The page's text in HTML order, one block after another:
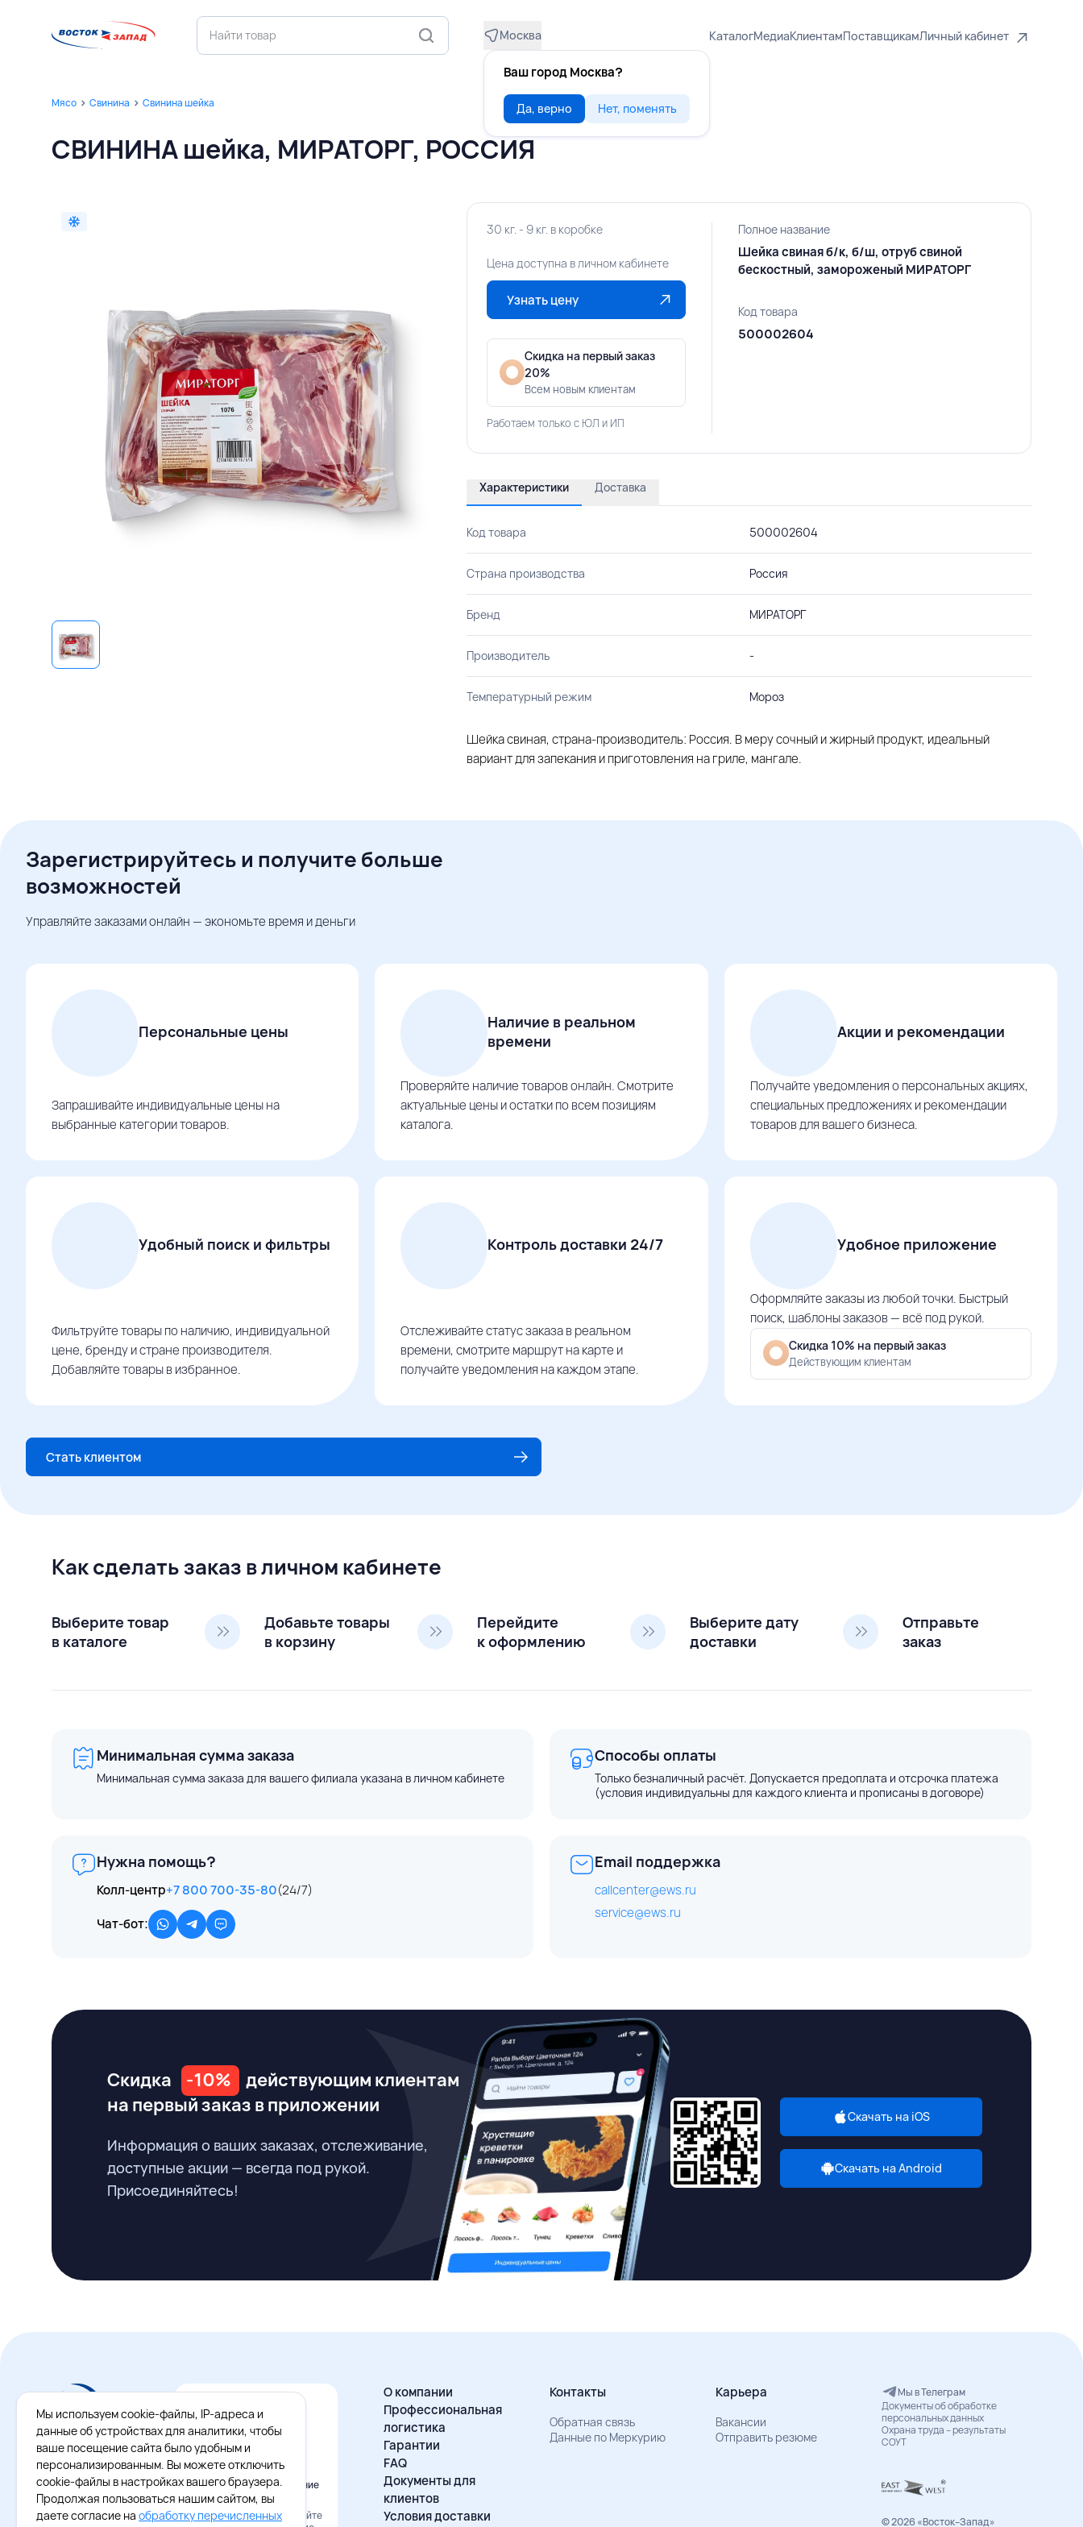
Москва
Ваш город Москва?
Да, верно Нет, поменять
КаталогМедиаКлиентамПоставщикамЛичный кабинет
Мясо Свинина Свинина шейка
СВИНИНА шейка, МИРАТОРГ, РОССИЯ
30 кг. - 9 кг. в коробке
Цена доступна в личном кабинете
Узнать цену
Скидка на первый заказ
20%
Всем новым клиентам
Работаем только с ЮЛ и ИП
Полное название
Шейка свиная б/к, б/ш, отруб свиной
бескостный, замороженый МИРАТОРГ
Код товара
500002604
Характеристики Доставка
Код товара 500002604
Страна производства Россия
Бренд МИРАТОРГ
Производитель -
Температурный режим Мороз
Шейка свиная, страна-производитель: Россия. В меру сочный и жирный продукт, идеальный
вариант для запекания и приготовления на гриле, мангале.
Зарегистрируйтесь и получите больше
возможностей
Управляйте заказами онлайн — экономьте время и деньги
Персональные цены
Запрашивайте индивидуальные цены на
выбранные категории товаров.
Наличие в реальном
времени
Проверяйте наличие товаров онлайн. Смотрите
актуальные цены и остатки по всем позициям
каталога.
Акции и рекомендации
Получайте уведомления о персональных акциях,
специальных предложениях и рекомендации
товаров для вашего бизнеса.
Удобный поиск и фильтры
Фильтруйте товары по наличию, индивидуальной
цене, бренду и стране производителя.
Добавляйте товары в избранное.
Контроль доставки 24/7
Отслеживайте статус заказа в реальном
времени, смотрите маршрут на карте и
получайте уведомления на каждом этапе.
Удобное приложение
Оформляйте заказы из любой точки. Быстрый
поиск, шаблоны заказов — всё под рукой.
Скидка 10% на первый заказ
Действующим клиентам
Стать клиентом
Как сделать заказ в личном кабинете
Выберите товар
в каталоге
Добавьте товары
в корзину
Перейдите
к оформлению
Выберите дату
доставки
Отправьте
заказ
Минимальная сумма заказа
Минимальная сумма заказа для вашего филиала указана в личном кабинете
Способы оплаты
Только безналичный расчёт. Допускается предоплата и отсрочка платежа
(условия индивидуальны для каждого клиента и прописаны в договоре)
Нужна помощь?
Колл-центр+7 800 700-35-80(24/7)
Чат-бот:
Email поддержка
callcenter@ews.ru
service@ews.ru
Скидка -10%
действующим клиентам
на первый заказ в приложении
Информация о ваших заказах, отслеживание,
доступные акции — всегда под рукой.
Присоединяйтесь!
Скачать на iOS
Скачать на Android
Официальное приложение
Восток - Запад
Наведите камеру и скачайте
О компании
Профессиональная
логистика
Гарантии
FAQ
Документы для
клиентов
Условия доставки
Контакты
Обратная связь
Данные по Меркурию
Карьера
Вакансии
Отправить резюме
Мы в Телеграм
Документы об обработке
персональных данных
Охрана труда – результаты
СОУТ
© 2026 «Восток–Запад»
Мы используем cookie-файлы, IP-адреса и
данные об устройствах для аналитики, чтобы
ваше посещение сайта было удобным и
персонализированным. Вы можете отключить
cookie-файлы в настройках вашего браузера.
Продолжая пользоваться нашим сайтом, вы
даете согласие на обработку перечисленных